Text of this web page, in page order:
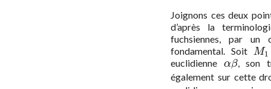
Joignons ces deux
d’après la
fuchsiennes, par un
fondamental. Soit M1
M1
euclidienne αβ
αβ , son
également sur cette